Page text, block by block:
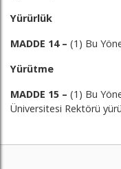
Yürürlük
MADDE 14 – (1) Bu
Yürütme
MADDE 15 – (1) Bu
Üniversitesi Rektörü